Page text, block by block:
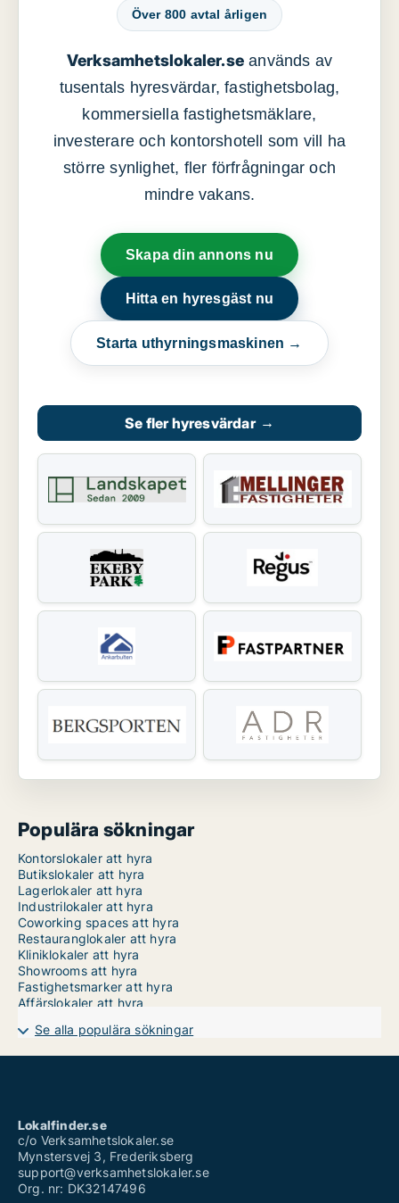
Över 800 avtal årligen
Verksamhetslokaler.se används av
tusentals hyresvärdar, fastighetsbolag,
kommersiella fastighetsmäklare,
investerare och kontorshotell som vill ha
större synlighet, fler förfrågningar och
mindre vakans.
Skapa din annons nu
Hitta en hyresgäst nu
Starta uthyrningsmaskinen →
Se fler hyresvärdar →
Populära sökningar
Kontorslokaler att hyra
Butikslokaler att hyra
Lagerlokaler att hyra
Industrilokaler att hyra
Coworking spaces att hyra
Restauranglokaler att hyra
Kliniklokaler att hyra
Showrooms att hyra
Fastighetsmarker att hyra
Affärslokaler att hyra
Se alla populära sökningar
Lokalfinder.se
c/o Verksamhetslokaler.se
Mynstersvej 3, Frederiksberg
support@verksamhetslokaler.se
Org. nr: DK32147496